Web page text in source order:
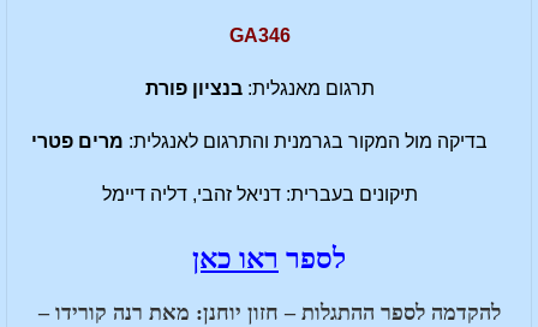
GA346
תרגום מאנגלית: בנציון פורת
בדיקה מול המקור בגרמנית והתרגום לאנגלית: מרים פטרי
תיקונים בעברית: דניאל זהבי, דליה דיימל
לספר ראו כאן
להקדמה לספר ההתגלות – חזון יוחנן: מאת רנה קורידו –